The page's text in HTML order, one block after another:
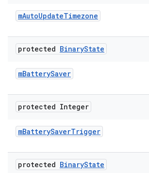
mAutoUpdateTimezone
protected BinaryState
mBatterySaver
protected Integer
mBatterySaverTrigger
protected BinaryState